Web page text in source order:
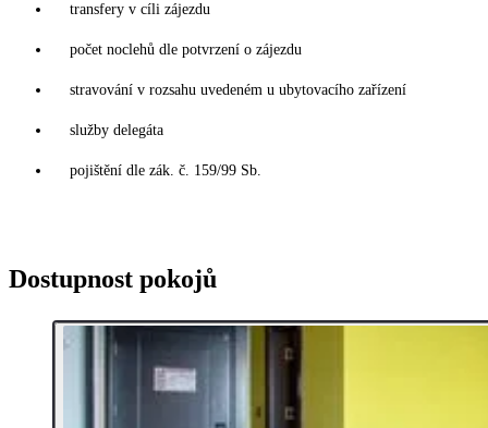
transfery v cíli zájezdu
počet noclehů dle potvrzení o zájezdu
stravování v rozsahu uvedeném u ubytovacího zařízení
služby delegáta
pojištění dle zák. č. 159/99 Sb.
Dostupnost pokojů